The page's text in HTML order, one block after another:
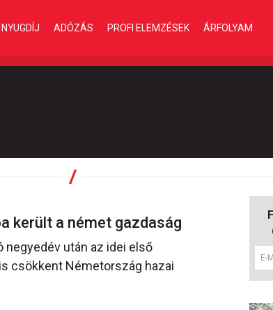
NYUGDÍJ ADÓZÁS PROFI ELEMZÉSEK ÁRFOLYAM
került a német gazdaság
negyedév után az idei első
csökkent Németország hazai